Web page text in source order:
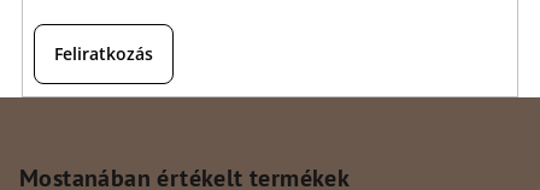
s
Feliratkozás
Mostanában értékelt termékek